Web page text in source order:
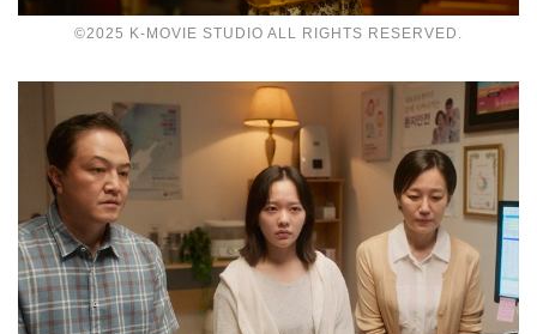
©2025 K-MOVIE STUDIO ALL RIGHTS RESERVED.